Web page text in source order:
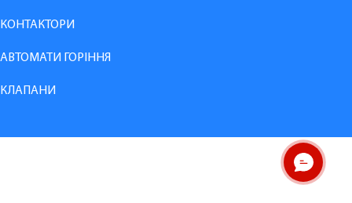
КОНТАКТОРИ
АВТОМАТИ ГОРІННЯ
КЛАПАНИ